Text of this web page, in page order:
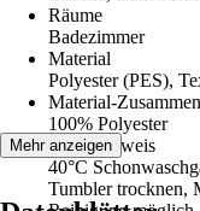
Räume
Badezimmer
Material
Polyester (PES),
Material-
100% Polyester
Pflegehinweis
40°C
Tumbler trocknen,
Mehr anzeigen